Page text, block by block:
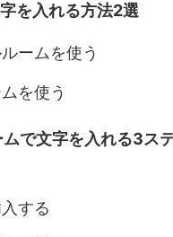
を入れる方法2選
ームを使う
を使う
で文字を入れる3ス
する